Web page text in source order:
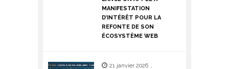
MANIFESTATION
D’INTÉRÊT POUR LA
REFONTE DE SON
ÉCOSYSTÈME WEB
21 janvier 2026 ,